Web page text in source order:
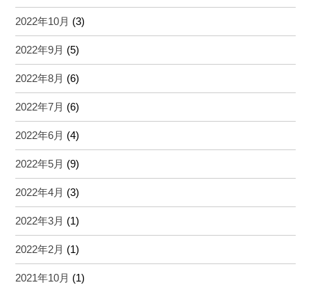
2022年10月 (3)
2022年9月 (5)
2022年8月 (6)
2022年7月 (6)
2022年6月 (4)
2022年5月 (9)
2022年4月 (3)
2022年3月 (1)
2022年2月 (1)
2021年10月 (1)